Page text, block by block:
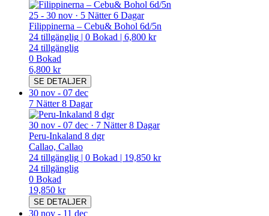
25 - 30 nov · 5 Nätter 6 Dagar
Filippinerna – Cebu& Bohol 6d/5n
24 tillgänglig | 0 Bokad | 6,800 kr
24 tillgänglig
0 Bokad
6,800 kr
SE DETALJER
30 nov - 07 dec
7 Nätter 8 Dagar
30 nov - 07 dec · 7 Nätter 8 Dagar
Peru-Inkaland 8 dgr
Callao, Callao
24 tillgänglig | 0 Bokad | 19,850 kr
24 tillgänglig
0 Bokad
19,850 kr
SE DETALJER
30 nov - 11 dec